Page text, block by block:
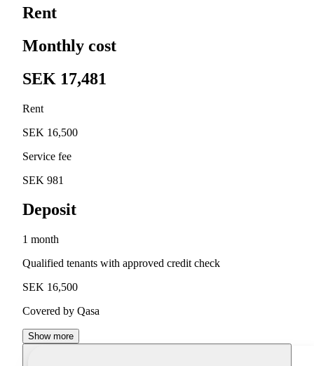
Rent
Monthly cost
SEK 17,481
Rent
SEK 16,500
Service fee
SEK 981
Deposit
1 month
Qualified tenants with approved credit check
SEK 16,500
Covered by Qasa
Show more